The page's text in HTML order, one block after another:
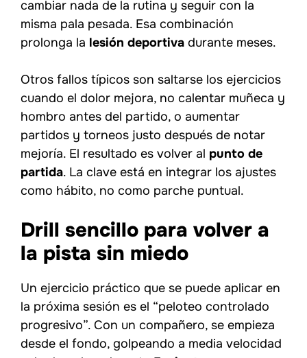
cambiar nada de la rutina y seguir con la
misma pala pesada. Esa combinación
prolonga la lesión deportiva durante meses.
Otros fallos típicos son saltarse los ejercicios
cuando el dolor mejora, no calentar muñeca y
hombro antes del partido, o aumentar
partidos y torneos justo después de notar
mejoría. El resultado es volver al punto de
partida. La clave está en integrar los ajustes
como hábito, no como parche puntual.
Drill sencillo para volver a
la pista sin miedo
Un ejercicio práctico que se puede aplicar en
la próxima sesión es el “peloteo controlado
progresivo”. Con un compañero, se empieza
desde el fondo, golpeando a media velocidad